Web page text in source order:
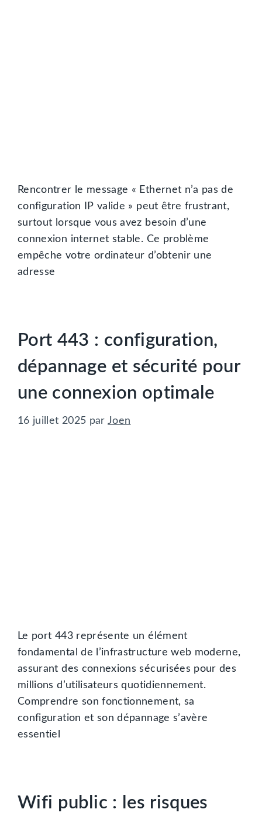
Rencontrer le message « Ethernet n’a pas de
configuration IP valide » peut être frustrant,
surtout lorsque vous avez besoin d’une
connexion internet stable. Ce problème
empêche votre ordinateur d’obtenir une
adresse
Port 443 : configuration,
dépannage et sécurité pour
une connexion optimale
16 juillet 2025 par Joen
Le port 443 représente un élément
fondamental de l’infrastructure web moderne,
assurant des connexions sécurisées pour des
millions d’utilisateurs quotidiennement.
Comprendre son fonctionnement, sa
configuration et son dépannage s’avère
essentiel
Wifi public : les risques